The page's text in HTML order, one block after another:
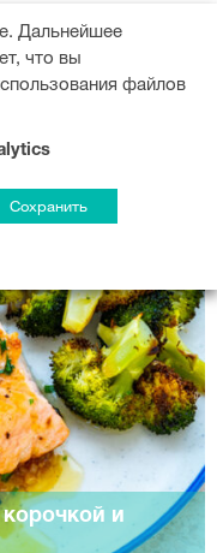
и
Дальнейшее
что вы
файлов
Сохранить